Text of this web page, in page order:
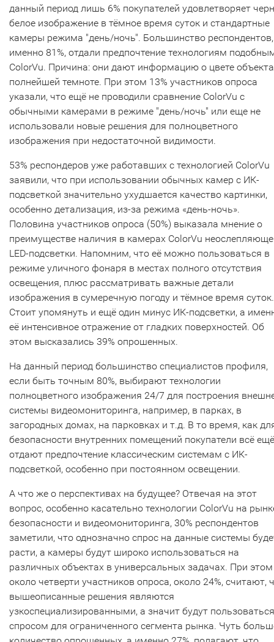
данный период лишь 6% покупателей удовлетворяет
белое изображение в тёмное время суток и стандартные
камеры режима "день/ночь". Большинство
именно 81%, отдали предпочтение технологиям
ColorVu. Причина: они дают информацию о цвете
полнейшей темноте. При этом 13% участников опроса
указали, что ещё не проводили сравнение ColorVu с
обычными камерами в режиме "день/ночь" или еще не
использовали новые решения для полноцветного
изображения при недостаточной видимости.
53% респондеров уже работавших с технологией ColorVu
заявили, что при использовании обычных камер с ИК-
подсветкой значительно ухудшается качество картинки,
особенно детализация, из-за режима «день-ночь».
Половина участников опроса (50%) выказала мнение о
преимуществе наличия в камерах ColorVu
LED-подсветки. Напомним, что её можно пользоваться в
режиме уличного фонаря в местах полного отсутствия
освещения, плюс рассматривать важные детали
изображения в сумеречную погоду и тёмное время суток.
Стоит упомянуть и ещё один минус ИК-подсветки, а
её интенсивное отражение от гладких поверхностей. Об
этом высказались 39% опрошенных.
На данный период большинство специалистов профиля,
если быть точным 80%, выбирают технологии
полноцветного изображения 24/7 для построения
системы видеомониторинга, например, в парках, в
загородных домах, на парковках и т.д. В то время, как
безопасности внутренних помещений покупатели всё ещё
отдают предпочтение классическим системам с ИК-
подсветкой, особенно при постоянном освещении.
А что же о перспективах на будущее? Отвечая на этот
вопрос, особенно касательно технологии ColorVu на
безопасности и видеомониторинга, 30% респондентов
заметили, что однозначно спрос на данные системы
расти, а камеры будут широко использоваться на
различных объектах в универсальных задачах. При этом
около четверти участников опроса, около 24%, считают,
вышеописанные решения являются
узкоспециализированными, а значит будут пользоваться
спросом для ограниченного сегмента рынка. Чуть